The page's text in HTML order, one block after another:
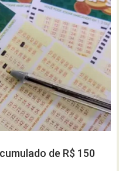
de R$ 150